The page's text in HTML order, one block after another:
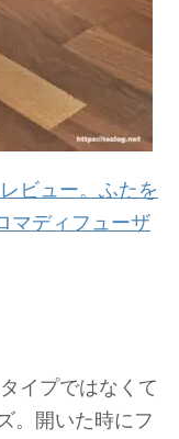
ビュー。ふたを
マディフューザ
イプではなくて
。開いた時にフ